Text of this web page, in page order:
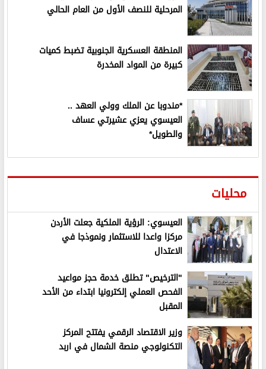
المرحلية للنصف الأول من العام الحالي
المنطقة العسكرية الجنوبية تضبط كميات
كبيرة من المواد المخدرة
*مندوبا عن الملك وولي العهد ..
العيسوي يعزي عشيرتي عساف
والطويل*
محليات
العيسوي: الرؤية الملكية جعلت الأردن
مركزا واعدا للاستثمار ونموذجا في
الاعتدال
"الترخيص" تطلق خدمة حجز مواعيد
الفحص العملي إلكترونيا ابتداء من الأحد
المقبل
وزير الاقتصاد الرقمي يفتتح المركز
التكنولوجي منصة الشمال في اربد